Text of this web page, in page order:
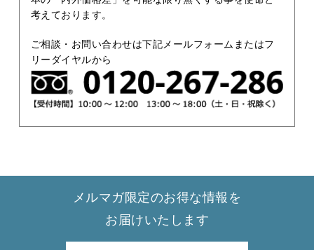
考えております。
ご相談・お問い合わせは下記メールフォームまたはフ
リーダイヤルから
メルマガ限定のお得な情報を
お届けいたします